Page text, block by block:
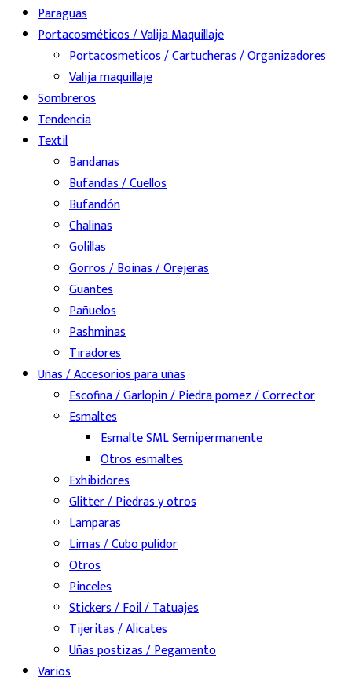
Paraguas
Portacosméticos / Valija Maquillaje
Portacosmeticos / Cartucheras / Organizadores
Valija maquillaje
Sombreros
Tendencia
Textil
Bandanas
Bufandas / Cuellos
Bufandón
Chalinas
Golillas
Gorros / Boinas / Orejeras
Guantes
Pañuelos
Pashminas
Tiradores
Uñas / Accesorios para uñas
Escofina / Garlopin / Piedra pomez / Corrector
Esmaltes
Esmalte SML Semipermanente
Otros esmaltes
Exhibidores
Glitter / Piedras y otros
Lamparas
Limas / Cubo pulidor
Otros
Pinceles
Stickers / Foil / Tatuajes
Tijeritas / Alicates
Uñas postizas / Pegamento
Varios